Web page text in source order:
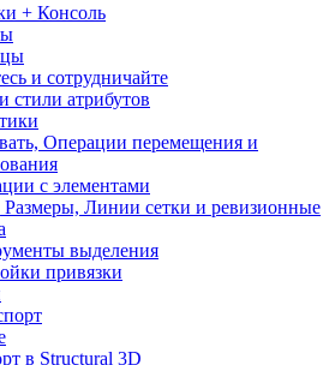
+ Консоль
и сотрудничайте
стили атрибутов
Операции перемещения и
с элементами
Размеры, Линии сетки и ревизионные
выделения
привязки
в Structural 3D